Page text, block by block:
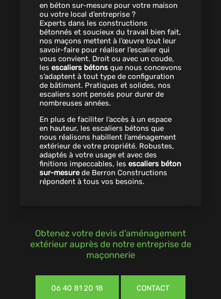
en béton sur-mesure pour votre maison
ou votre local d’entreprise ?
Experts dans les constructions
bétonnés et soucieux du travail bien fait,
nos maçons mettent à l’œuvre tout leur
savoir-faire pour réaliser l’escalier qui
vous convient. Droit ou avec un coude,
les escaliers bétons que nous concevons
s’adaptent à tout type de configuration
de bâtiment. Pratiques et solides, nos
escaliers sont pensés pour durer de
nombreuses années.
En plus de faciliter l’accès à un espace
en hauteur, les escaliers bétons que
nous réalisons habillent l’aménagement
extérieur de votre propriété. Robustes,
adaptés à votre usage et avec des
finitions impeccables, les escaliers béton
sur-mesurede Berron Constructions
répondent à tous vos besoins.
Obtenez votre devis d'aménagement
extérieur auprès de notre entreprise de
maçonnerie
06 40 81 20 18 CONTACT